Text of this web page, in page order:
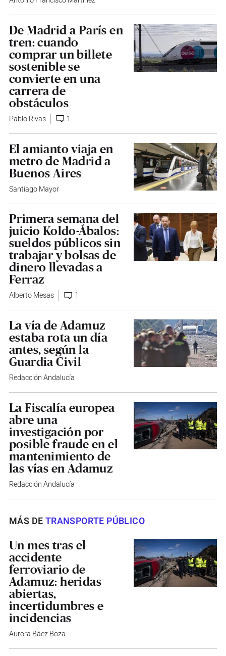
De Madrid a París en
tren: cuando
comprar un billete
sostenible se
convierte en una
carrera de
obstáculos
Pablo Rivas 1
El amianto viaja en
metro de Madrid a
Buenos Aires
Santiago Mayor
Primera semana del
juicio Koldo-Ábalos:
sueldos públicos sin
trabajar y bolsas de
dinero llevadas a
Ferraz
Alberto Mesas 1
La vía de Adamuz
estaba rota un día
antes, según la
Guardia Civil
Redacción Andalucía
La Fiscalía europea
abre una
investigación por
posible fraude en el
mantenimiento de
las vías en Adamuz
Redacción Andalucía
MÁS DETRANSPORTE PÚBLICO
Un mes tras el
accidente
ferroviario de
Adamuz: heridas
abiertas,
incertidumbres e
incidencias
Aurora Báez Boza